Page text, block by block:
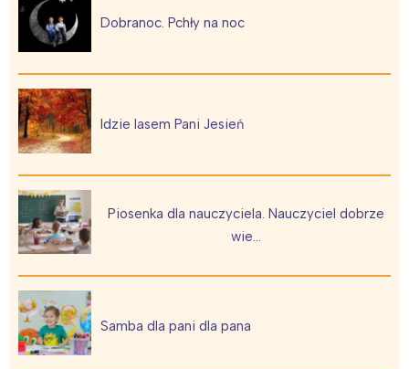
Dobranoc. Pchły na noc
Idzie lasem Pani Jesień
Piosenka dla nauczyciela. Nauczyciel dobrze
wie…
Samba dla pani dla pana